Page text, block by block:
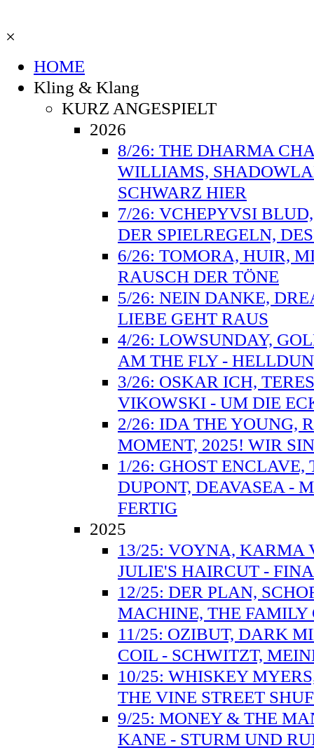
×
HOME
Kling & Klang
KURZ ANGESPIELT
2026
8/26: THE DHARMA
WILLIAMS,
SCHWARZ HIER
7/26: VCHEPYVSI
DER SPIELREGELN,
6/26: TOMORA, HUIR,
RAUSCH DER TÖNE
5/26: NEIN DANKE,
LIEBE GEHT RAUS
4/26: LOWSUNDAY,
AM THE FLY -
3/26: OSKAR ICH,
VIKOWSKI - UM DIE
2/26: IDA THE YOUNG,
MOMENT, 2025! WIR
1/26: GHOST
DUPONT, DEAVASEA -
FERTIG
2025
13/25: VOYNA, KARMA
JULIE'S HAIRCUT -
12/25: DER PLAN,
MACHINE, THE FAMILY
11/25: OZIBUT, DARK
COIL - SCHWITZT,
10/25: WHISKEY
THE VINE STREET
9/25: MONEY & THE
KANE - STURM UND